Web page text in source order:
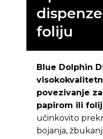
foliju
Blue Dolphin
povezivanje
papirom ili
učinkovito
bojanja,